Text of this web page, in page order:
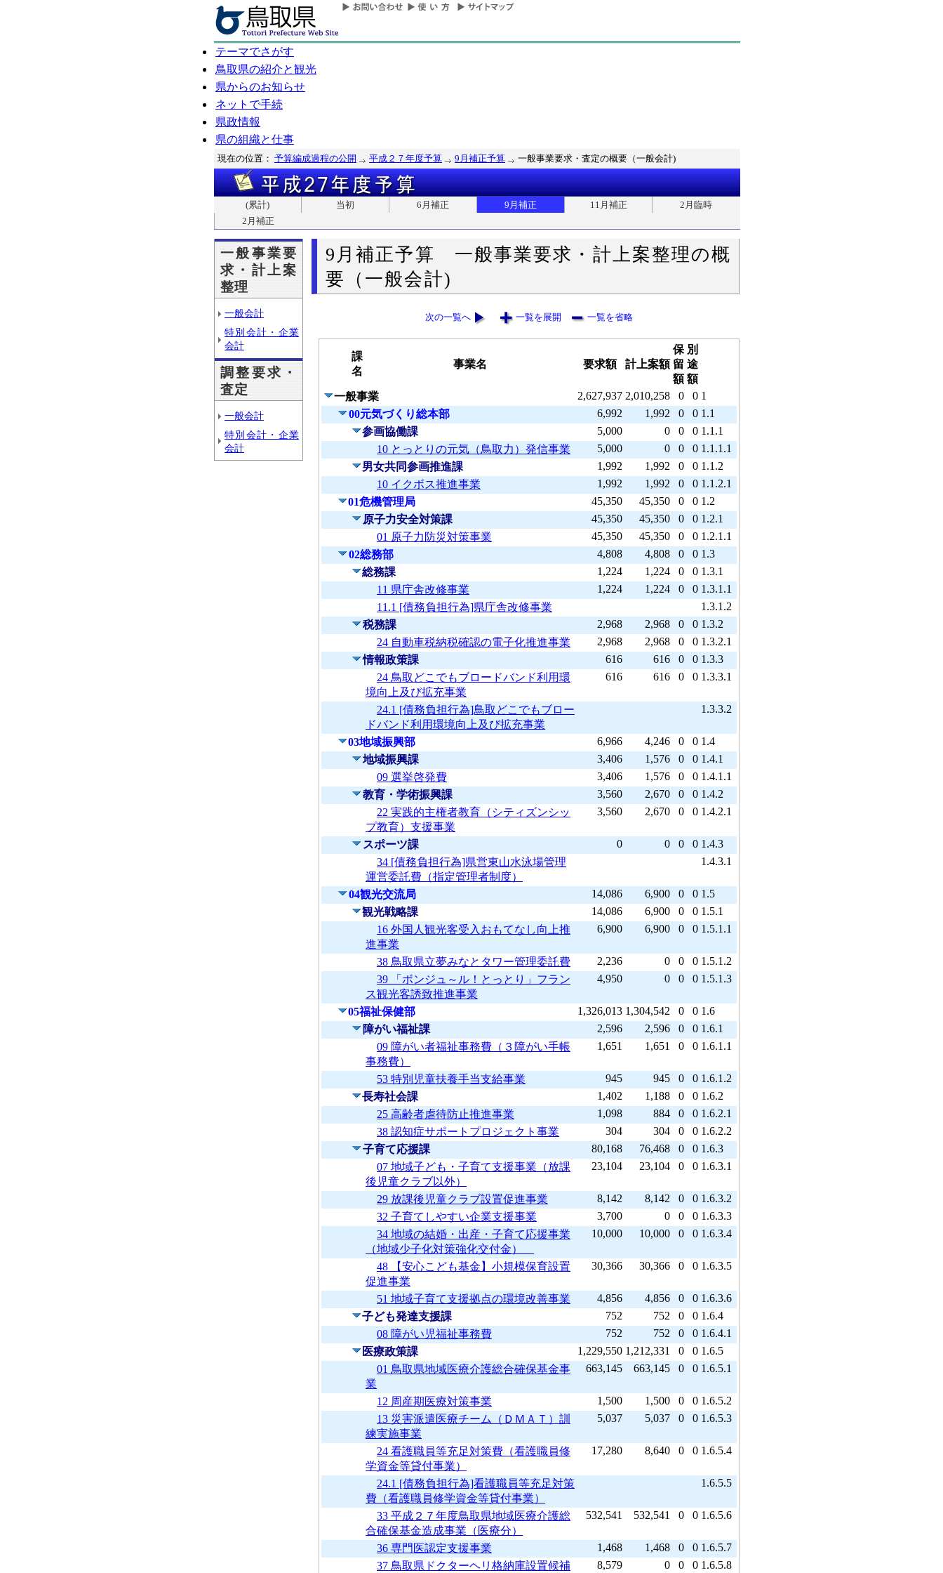
テーマでさがす
鳥取県の紹介と観光
県からのお知らせ
ネットで手続
県政情報
県の組織と仕事
現在の位置： 予算編成過程の公開 平成２７年度予算 9月補正予算 一般事業要求・査定の概要（一般会計)
(累計) 当初 6月補正 9月補正 11月補正
2月臨時
2月補正
一般事業要
求・計上案
整理
一般会計
特別会計・企業
会計
調整要求・
査定
一般会計
特別会計・企業
会計
9月補正予算 一般事業要求・計上案整理の概
要（一般会計)
次の一覧へ 一覧を展開 一覧を省略
課
名
事業名 要求額 計上案額
保
留
額
別
途
額
一般事業
2,627,937 2,010,258 0 0 1
00元気づくり総本部
6,992 1,992 0 0 1.1
参画協働課
5,000 0 0 0 1.1.1
10 とっとりの元気（鳥取力）発信事業
5,000 0 0 0 1.1.1.1
男女共同参画推進課
1,992 1,992 0 0 1.1.2
10 イクボス推進事業
1,992 1,992 0 0 1.1.2.1
01危機管理局
45,350 45,350 0 0 1.2
原子力安全対策課
45,350 45,350 0 0 1.2.1
01 原子力防災対策事業
45,350 45,350 0 0 1.2.1.1
02総務部
4,808 4,808 0 0 1.3
総務課
1,224 1,224 0 0 1.3.1
11 県庁舎改修事業
1,224 1,224 0 0 1.3.1.1
11.1 [債務負担行為]県庁舎改修事業
1.3.1.2
税務課
2,968 2,968 0 0 1.3.2
24 自動車税納税確認の電子化推進事業
2,968 2,968 0 0 1.3.2.1
情報政策課
616 616 0 0 1.3.3
24 鳥取どこでもブロードバンド利用環
境向上及び拡充事業
616 616 0 0 1.3.3.1
24.1 [債務負担行為]鳥取どこでもブロー
ドバンド利用環境向上及び拡充事業
1.3.3.2
03地域振興部 6,966 4,246 0 0 1.4
地域振興課
3,406 1,576 0 0 1.4.1
09 選挙啓発費
3,406 1,576 0 0 1.4.1.1
教育・学術振興課
3,560 2,670 0 0 1.4.2
22 実践的主権者教育（シティズンシッ
プ教育）支援事業
3,560 2,670 0 0 1.4.2.1
スポーツ課 0 0 0 0 1.4.3
34 [債務負担行為]県営東山水泳場管理
運営委託費（指定管理者制度）
1.4.3.1
04観光交流局 14,086 6,900 0 0 1.5
観光戦略課
14,086 6,900 0 0 1.5.1
16 外国人観光客受入おもてなし向上推
進事業
6,900 6,900 0 0 1.5.1.1
38 鳥取県立夢みなとタワー管理委託費 2,236 0 0 0 1.5.1.2
39 「ボンジュ～ル！とっとり」フラン
ス観光客誘致推進事業
4,950 0 0 0 1.5.1.3
05福祉保健部 1,326,013 1,304,542 0 0 1.6
障がい福祉課
2,596 2,596 0 0 1.6.1
09 障がい者福祉事務費（３障がい手帳
事務費）
1,651 1,651 0 0 1.6.1.1
53 特別児童扶養手当支給事業 945 945 0 0 1.6.1.2
長寿社会課
1,402 1,188 0 0 1.6.2
25 高齢者虐待防止推進事業
1,098 884 0 0 1.6.2.1
38 認知症サポートプロジェクト事業
304 304 0 0 1.6.2.2
子育て応援課
80,168 76,468 0 0 1.6.3
07 地域子ども・子育て支援事業（放課
後児童クラブ以外）
23,104 23,104 0 0 1.6.3.1
29 放課後児童クラブ設置促進事業 8,142 8,142 0 0 1.6.3.2
32 子育てしやすい企業支援事業
3,700 0 0 0 1.6.3.3
34 地域の結婚・出産・子育て応援事業
（地域少子化対策強化交付金）
10,000 10,000 0 0 1.6.3.4
48 【安心こども基金】小規模保育設置
促進事業
30,366 30,366 0 0 1.6.3.5
51 地域子育て支援拠点の環境改善事業 4,856 4,856 0 0 1.6.3.6
子ども発達支援課
752 752 0 0 1.6.4
08 障がい児福祉事務費
752 752 0 0 1.6.4.1
医療政策課
1,229,550 1,212,331 0 0 1.6.5
01 鳥取県地域医療介護総合確保基金事
業
663,145 663,145 0 0 1.6.5.1
12 周産期医療対策事業 1,500 1,500 0 0 1.6.5.2
13 災害派遣医療チーム（ＤＭＡＴ）訓
練実施事業
5,037 5,037 0 0 1.6.5.3
24 看護職員等充足対策費（看護職員修
学資金等貸付事業）
17,280 8,640 0 0 1.6.5.4
24.1 [債務負担行為]看護職員等充足対策
費（看護職員修学資金等貸付事業）
1.6.5.5
33 平成２７年度鳥取県地域医療介護総
合確保基金造成事業（医療分）
532,541 532,541 0 0 1.6.5.6
36 専門医認定支援事業 1,468 1,468 0 0 1.6.5.7
37 鳥取県ドクターヘリ格納庫設置候補
8,579 0 0 0 1.6.5.8